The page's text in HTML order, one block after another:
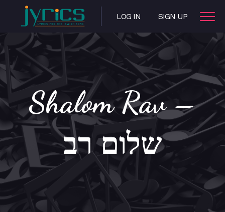
LOG IN SIGN UP
Shalom Rav –
שלום רב